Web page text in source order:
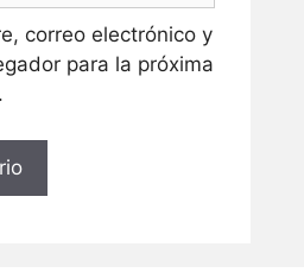
correo electrónico y
para la próxima